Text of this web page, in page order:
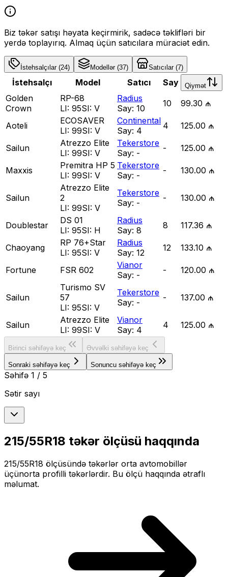
Biz təkər satışı həyata keçirmirik, sadəcə təklifləri bir
yerdə toplayırıq. Almaq üçün satıcılara müraciət edin.
İstehsalçılar(24) Modellər(37) Satıcılar(7)
İstehsalçı Model Satıcı Say Qiymət
Golden
Crown
RP-68
LI: 95SI: V
Radius
Say: 10 10 99.30 ₼
Aoteli
ECOSAVER
LI: 99SI: V
Continental
Say: 4 4 125.00 ₼
Sailun
Atrezzo Elite
LI: 99SI: V
Tekerstore
Say: - - 125.00 ₼
Maxxis
Premitra HP 5
LI: 99SI: V
Tekerstore
Say: - - 130.00 ₼
Sailun
Atrezzo Elite
2
LI: 99SI: V
Tekerstore
Say: - - 130.00 ₼
Doublestar
DS 01
LI: 95SI: H
Radius
Say: 8 8 117.36 ₼
Chaoyang
RP 76+Star
LI: 95SI: V
Radius
Say: 12 12 133.10 ₼
Fortune FSR 602
Vianor
Say: - - 120.00 ₼
Sailun
Turismo SV
57
LI: 95SI: V
Tekerstore
Say: - - 137.00 ₼
Sailun
Atrezzo Elite
LI: 99SI: V
Vianor
Say: 4 4 125.00 ₼
Birinci səhifəyə keç Əvvəlki səhifəyə keç
Sonraki səhifəyə keç Sonuncu səhifəyə keç
Səhifə 1 / 5
Sətir sayı
215/55R18 təkər ölçüsü haqqında
215/55R18 ölçüsündə təkərlər orta avtomobillər
üçünorta profilli təkərlərdir. Bu ölçü haqqında ətraflı
məlumat.